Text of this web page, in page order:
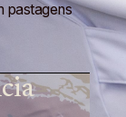
pastagens